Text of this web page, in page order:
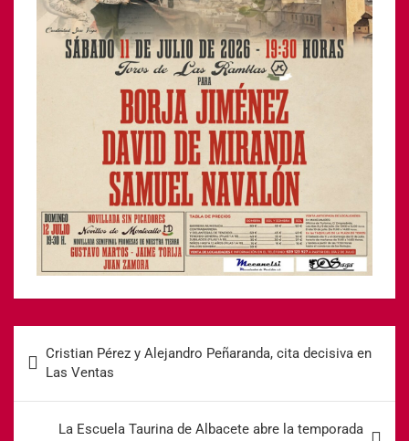
Cristian Pérez y Alejandro Peñaranda, cita decisiva en
Las Ventas
La Escuela Taurina de Albacete abre la temporada